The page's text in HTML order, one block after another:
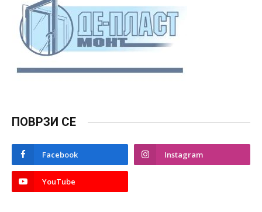
ПОВРЗИ СЕ
Facebook Instagram
YouTube